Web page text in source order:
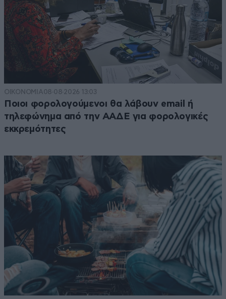
ΟΙΚΟΝΟΜΙΑ08·08·2026 13:03
Ποιοι φορολογούμενοι θα λάβουν email ή
τηλεφώνημα από την ΑΑΔΕ για φορολογικές
εκκρεμότητες